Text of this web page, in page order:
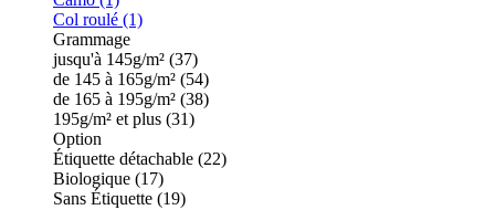
Col roulé (1)
Grammage
jusqu'à 145g/m² (37)
de 145 à 165g/m² (54)
de 165 à 195g/m² (38)
195g/m² et plus (31)
Option
Étiquette détachable (22)
Biologique (17)
Sans Étiquette (19)